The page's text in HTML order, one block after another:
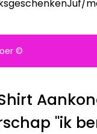
Juf/
©
''ik